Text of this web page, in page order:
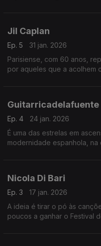
Jil Caplan
Ep. 5
31 jan. 2026
Parisiense, com 60 anos,
por aqueles que a acolhem
Guitarricadelafuente
Ep. 4
24 jan. 2026
É uma das estrelas em
modernidade espanhola,
Nicola Di Bari
Ep. 3
17 jan. 2026
A ideia é tirar o pó às
poucos a ganhar o Festival